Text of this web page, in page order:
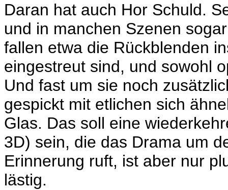
Daran hat auch Hor Schuld.
und in manchen Szenen
fallen etwa die Rückblenden
eingestreut sind, und sowohl
Und fast um sie noch
gespickt mit etlichen sich
Glas. Das soll eine
3D) sein, die das Drama um
Erinnerung ruft, ist aber nur
lästig.